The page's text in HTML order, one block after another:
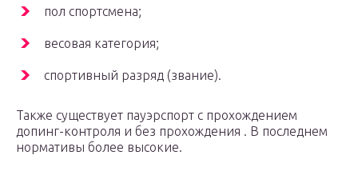
пол спортсмена;
весовая категория;
спортивный разряд (звание).
Также существует пауэрспорт с прохождением
допинг-контроля и без прохождения . В последнем
нормативы более высокие.